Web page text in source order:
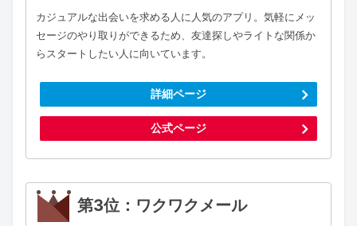
カジュアルな出会いを求める人に人気のアプリ。気軽にメッ
セージのやり取りができるため、友達探しやライトな関係か
らスタートしたい人に向いています。
詳細ページ
公式ページ
第3位：ワクワクメール